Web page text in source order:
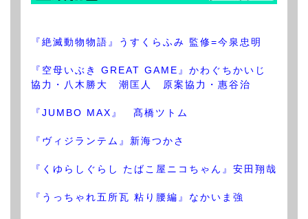
『絶滅動物物語』うすくらふみ 監修=今泉忠明
『空母いぶき GREAT GAME』かわぐちかいじ
協力・八木勝大 潮匡人 原案協力・惠谷治
『JUMBO MAX』 髙橋ツトム
『ヴィジランテム』新海つかさ
『くゆらしぐらし たばこ屋ニコちゃん』安田翔哉
『うっちゃれ五所瓦 粘り腰編』なかいま強